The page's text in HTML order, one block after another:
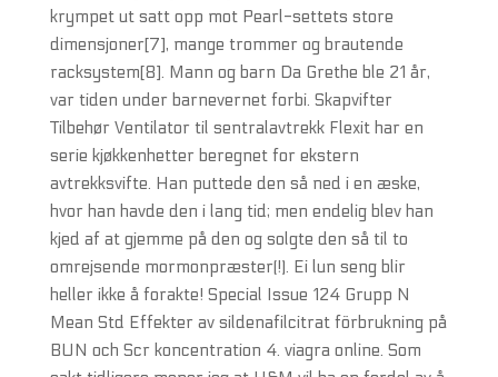
krympet ut satt opp mot Pearl-settets store
dimensjoner[7], mange trommer og brautende
racksystem[8]. Mann og barn Da Grethe ble 21 år,
var tiden under barnevernet forbi. Skapvifter
Tilbehør Ventilator til sentralavtrekk Flexit har en
serie kjøkkenhetter beregnet for ekstern
avtrekksvifte. Han puttede den så ned i en æske,
hvor han havde den i lang tid; men endelig blev han
kjed af at gjemme på den og solgte den så til to
omrejsende mormonpræster(!). Ei lun seng blir
heller ikke å forakte! Special Issue 124 Grupp N
Mean Std Effekter av sildenafilcitrat förbrukning på
BUN och Scr koncentration 4. viagra online. Som